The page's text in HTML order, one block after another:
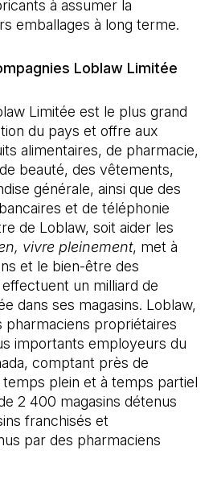
à assumer la
emballages à long terme.
Loblaw Limitée
Limitée est le plus grand
du pays et offre aux
alimentaires, de pharmacie,
beauté, des vêtements,
générale, ainsi que des
et de téléphonie
de Loblaw, soit aider les
vivre pleinement, met à
et le bien-être des
un milliard de
dans ses magasins. Loblaw,
pharmaciens propriétaires
importants employeurs du
comptant près de
plein et à temps partiel
2 400 magasins détenus
franchisés et
par des pharmaciens